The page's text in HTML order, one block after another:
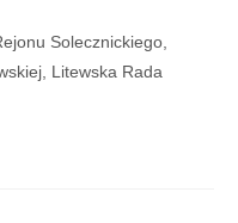
Solecznickiego,
Litewska Rada